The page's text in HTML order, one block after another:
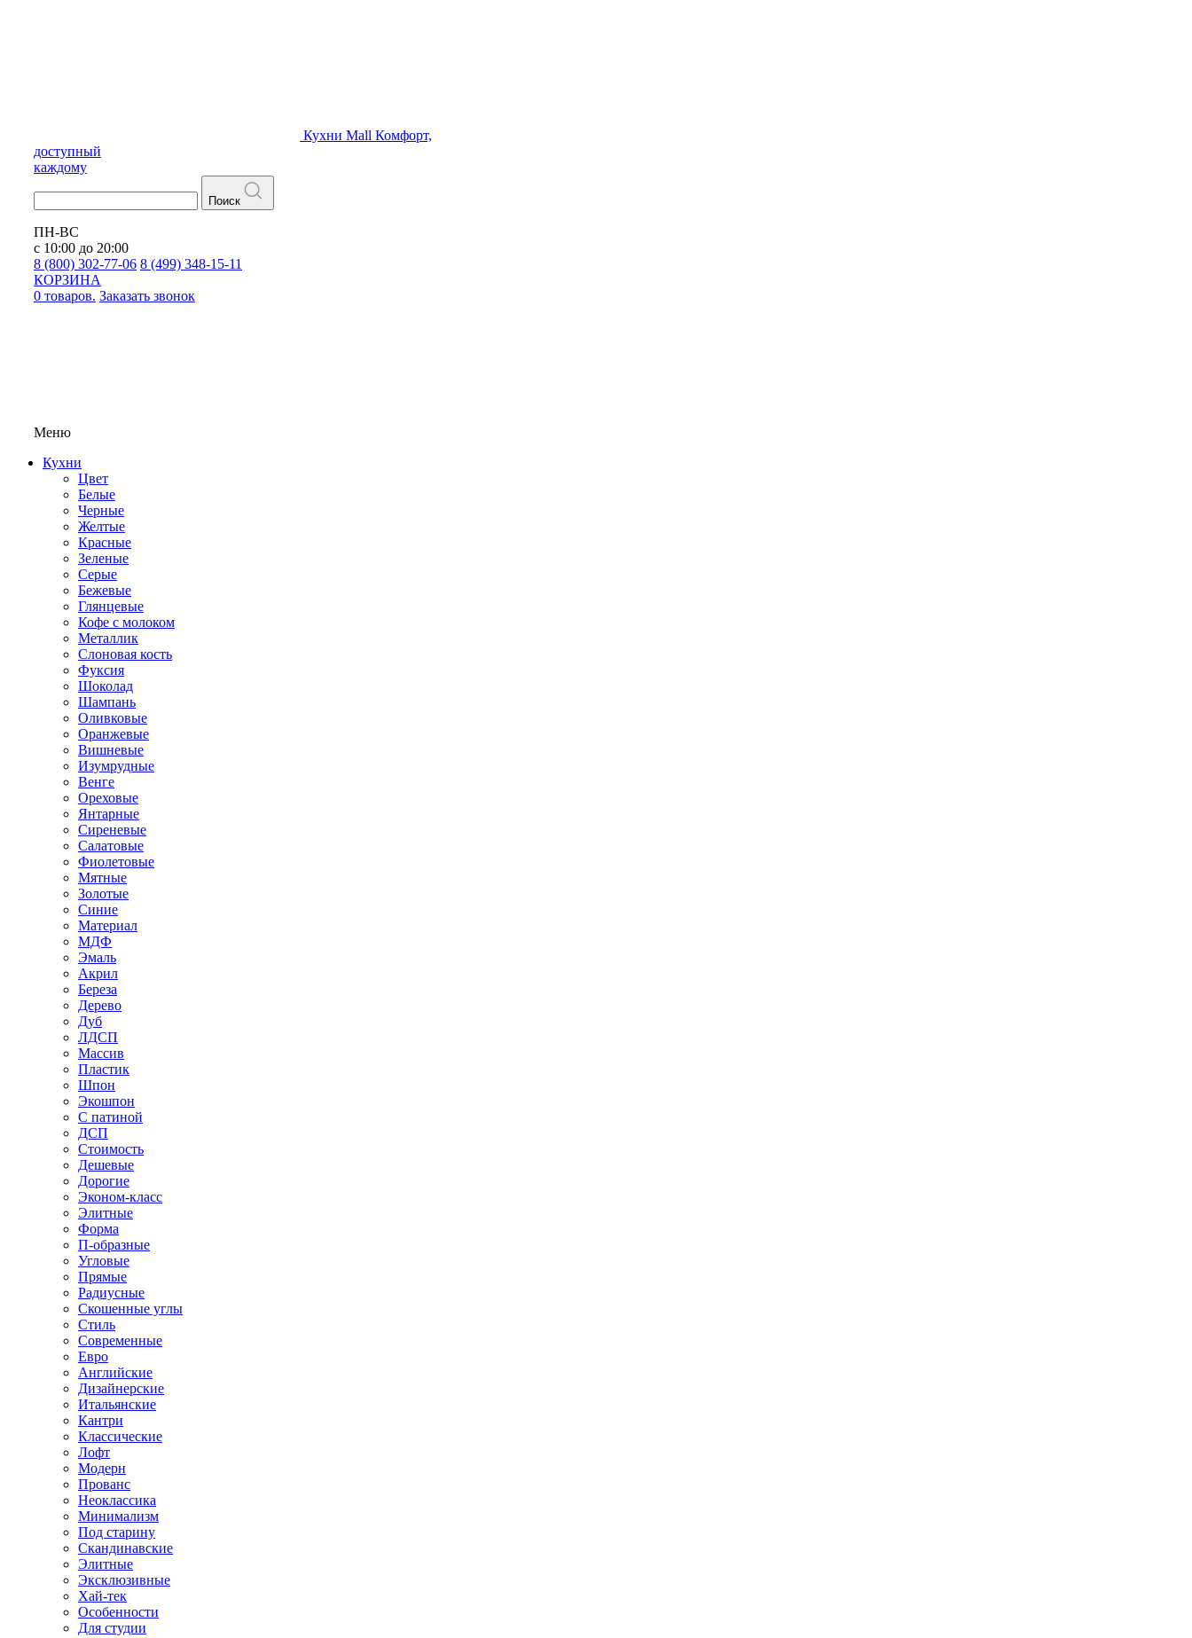
Кухни Mall Комфорт,
доступный
каждому
Поиск
ПН-ВС
с 10:00 до 20:00
8 (800) 302-77-06 8 (499) 348-15-11
КОРЗИНА
0 товаров. Заказать звонок
Меню
Кухни
Цвет
Белые
Черные
Желтые
Красные
Зеленые
Серые
Бежевые
Глянцевые
Кофе с молоком
Металлик
Слоновая кость
Фуксия
Шоколад
Шампань
Оливковые
Оранжевые
Вишневые
Изумрудные
Венге
Ореховые
Янтарные
Сиреневые
Салатовые
Фиолетовые
Мятные
Золотые
Синие
Материал
МДФ
Эмаль
Акрил
Береза
Дерево
Дуб
ЛДСП
Массив
Пластик
Шпон
Экошпон
С патиной
ДСП
Стоимость
Дешевые
Дорогие
Эконом-класс
Элитные
Форма
П-образные
Угловые
Прямые
Радиусные
Скошенные углы
Стиль
Современные
Евро
Английские
Дизайнерские
Итальянские
Кантри
Классические
Лофт
Модерн
Прованс
Неоклассика
Минимализм
Под старину
Скандинавские
Элитные
Эксклюзивные
Хай-тек
Особенности
Для студии